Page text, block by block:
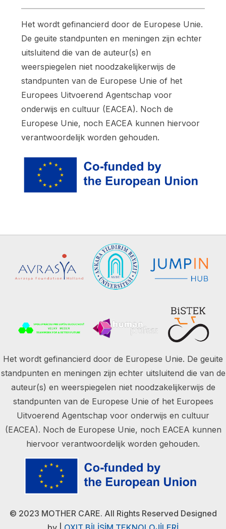
Het wordt gefinancierd door de Europese Unie.
De geuite standpunten en meningen zijn echter
uitsluitend die van de auteur(s) en
weerspiegelen niet noodzakelijkerwijs de
standpunten van de Europese Unie of het
Europees Uitvoerend Agentschap voor
onderwijs en cultuur (EACEA). Noch de
Europese Unie, noch EACEA kunnen hiervoor
verantwoordelijk worden gehouden.
Het wordt gefinancierd door de Europese Unie. De geuite
standpunten en meningen zijn echter uitsluitend die van de
auteur(s) en weerspiegelen niet noodzakelijkerwijs de
standpunten van de Europese Unie of het Europees
Uitvoerend Agentschap voor onderwijs en cultuur
(EACEA). Noch de Europese Unie, noch EACEA kunnen
hiervoor verantwoordelijk worden gehouden.
© 2023 MOTHER CARE. All Rights Reserved Designed